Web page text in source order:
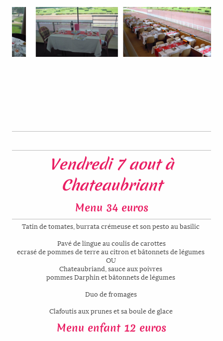
Vendredi 7 aout à
Chateaubriant
Menu 34 euros
Tatin de tomates, burrata crémeuse et son pesto au basilic
Pavé de lingue au coulis de carottes
ecrasé de pommes de terre au citron et bâtonnets de légumes
OU
Chateaubriand, sauce aux poivres
pommes Darphin et bâtonnets de légumes
Duo de fromages
Clafoutis aux prunes et sa boule de glace
Menu enfant 12 euros